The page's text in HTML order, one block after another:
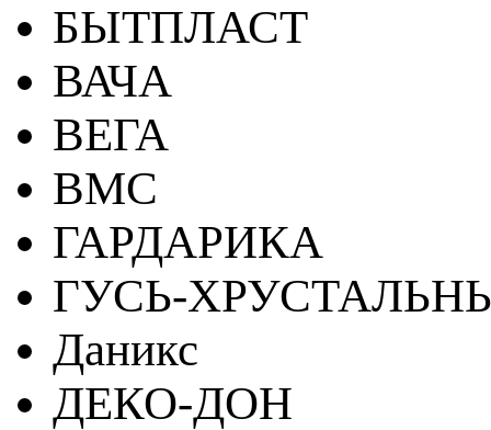
БЫТПЛАСТ
ВАЧА
ВЕГА
ВМС
ГАРДАРИКА
ГУСЬ-
Даникс
ДЕКО-ДОН